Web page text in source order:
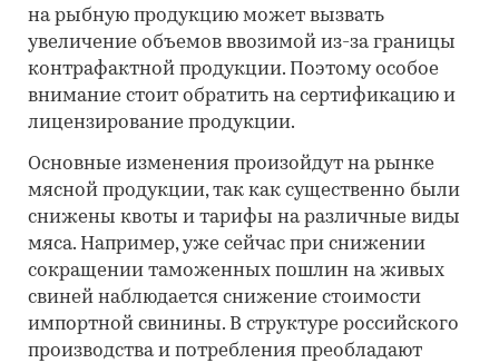
на рыбную продукцию может вызвать
увеличение объемов ввозимой из-за границы
контрафактной продукции. Поэтому особое
внимание стоит обратить на сертификацию и
лицензирование продукции.
Основные изменения произойдут на рынке
мясной продукции, так как существенно были
снижены квоты и тарифы на различные виды
мяса. Например, уже сейчас при снижении
сокращении таможенных пошлин на живых
свиней наблюдается снижение стоимости
импортной свинины. В структуре российского
производства и потребления преобладают